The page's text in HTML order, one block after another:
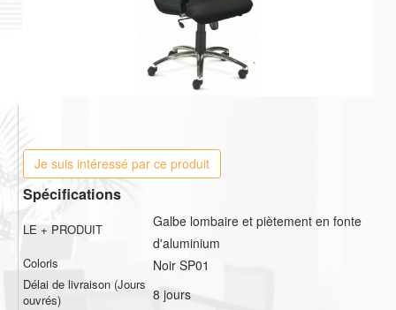
Je suis intéressé par ce produit
Spécifications
LE + PRODUIT
Galbe lombaire et piètement en fonte
d'aluminium
Coloris Noir SP01
Délai de livraison (Jours
ouvrés)
8 jours